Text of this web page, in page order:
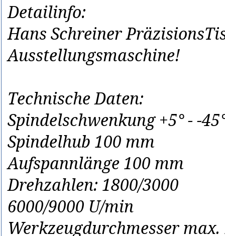
Detailinfo:
Hans Schreiner
Ausstellungsmaschine!
Technische Daten:
Spindelschwenkung +5° - -
Spindelhub 100 mm
Aufspannlänge 100 mm
Drehzahlen: 1800/3000
6000/9000 U/min
Werkzeugdurchmesser